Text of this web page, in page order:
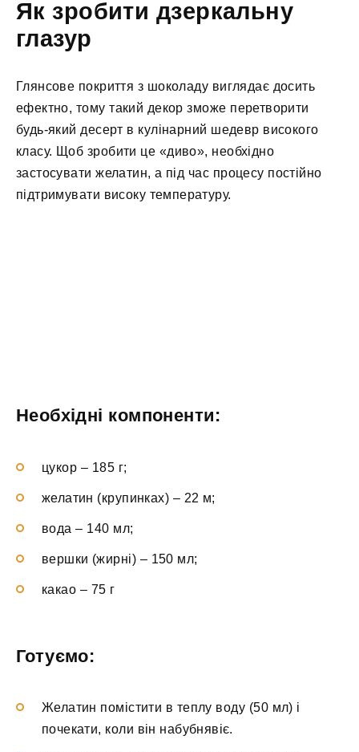
Як зробити дзеркальну
глазур
Глянсове покриття з шоколаду виглядає досить
ефектно, тому такий декор зможе перетворити
будь-який десерт в кулінарний шедевр високого
класу. Щоб зробити це «диво», необхідно
застосувати желатин, а під час процесу постійно
підтримувати високу температуру.
Необхідні компоненти:
цукор – 185 г;
желатин (крупинках) – 22 м;
вода – 140 мл;
вершки (жирні) – 150 мл;
какао – 75 г
Готуємо:
Желатин помістити в теплу воду (50 мл) і
почекати, коли він набубнявіє.